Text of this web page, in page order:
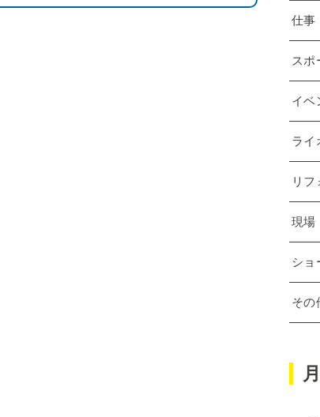
仕事
スポ
イベ
ライ
リフ
現場
ショ
その